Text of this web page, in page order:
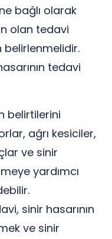
bağlı olarak
olan tedavi
tedavi
belirtilerini
ağrı kesiciler,
ve sinir
yardımcı
sinir hasarının
ve sinir